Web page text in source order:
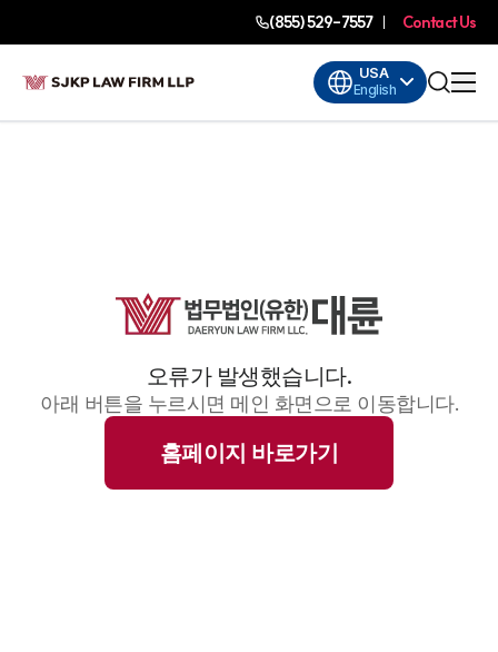
(855) 529-7557 Contact Us
USA
English
오류가 발생했습니다.
아래 버튼을 누르시면 메인 화면으로 이동합니다.
홈페이지 바로가기